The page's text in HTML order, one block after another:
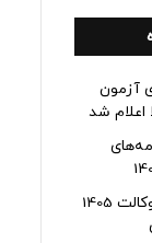
آزمون
معرفی کامل منابع آزمون وکالت 1405